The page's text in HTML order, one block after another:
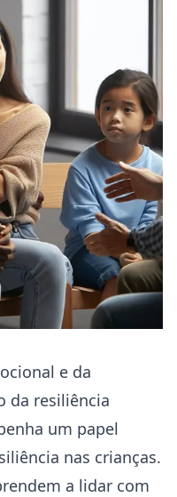
e da
da resiliência
um papel
nas crianças.
a lidar com